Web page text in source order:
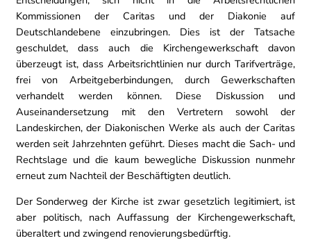
Kommissionen der Caritas und der Diakonie auf
Deutschlandebene einzubringen. Dies ist der Tatsache
geschuldet, dass auch die Kirchengewerkschaft davon
überzeugt ist, dass Arbeitsrichtlinien nur durch Tarifverträge,
frei von Arbeitgeberbindungen, durch Gewerkschaften
verhandelt werden können. Diese Diskussion und
Auseinandersetzung mit den Vertretern sowohl der
Landeskirchen, der Diakonischen Werke als auch der Caritas
werden seit Jahrzehnten geführt. Dieses macht die Sach- und
Rechtslage und die kaum bewegliche Diskussion nunmehr
erneut zum Nachteil der Beschäftigten deutlich.
Der Sonderweg der Kirche ist zwar gesetzlich legitimiert, ist
aber politisch, nach Auffassung der Kirchengewerkschaft,
überaltert und zwingend renovierungsbedürftig.